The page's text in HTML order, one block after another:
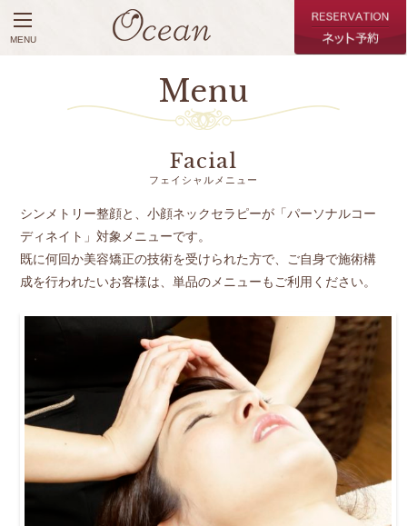
MENU
Menu
Facial
フェイシャルメニュー
シンメトリー整顔と、小顔ネックセラピーが「パーソナルコー
ディネイト」対象メニューです。
既に何回か美容矯正の技術を受けられた方で、ご自身で施術構
成を行われたいお客様は、単品のメニューもご利用ください。